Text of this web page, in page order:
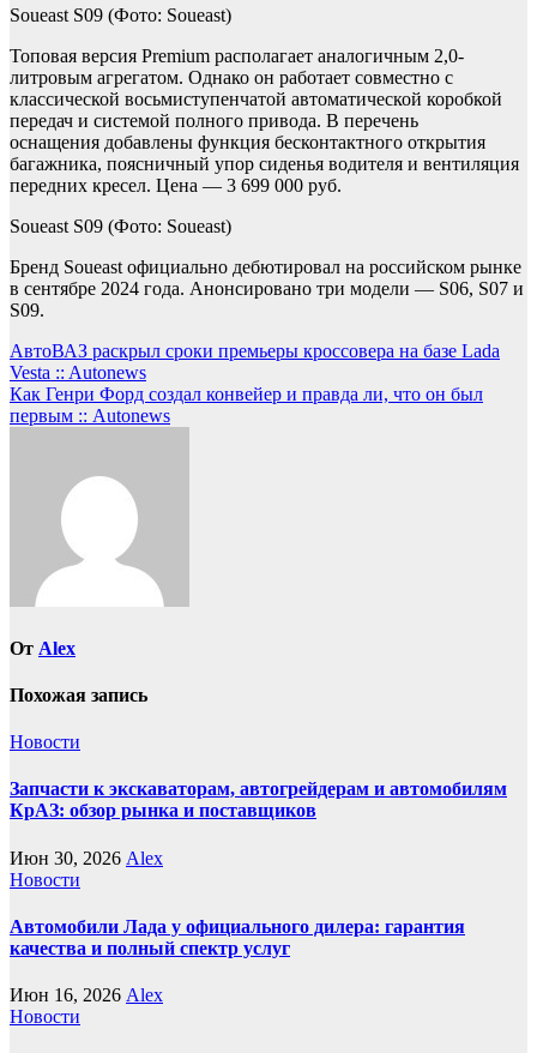
Soueast S09 (Фото: Soueast)
Топовая версия Premium располагает аналогичным 2,0-
литровым агрегатом. Однако он работает совместно с
классической восьмиступенчатой автоматической коробкой
передач и системой полного привода. В перечень
оснащения добавлены функция бесконтактного открытия
багажника, поясничный упор сиденья водителя и вентиляция
передних кресел. Цена — 3 699 000 руб.
Soueast S09 (Фото: Soueast)
Бренд Soueast официально дебютировал на российском рынке
в сентябре 2024 года. Анонсировано три модели — S06, S07 и
S09.
Навигация
по
записям
АвтоВАЗ раскрыл сроки премьеры кроссовера на базе Lada
Vesta :: Autonews
Как Генри Форд создал конвейер и правда ли, что он был
первым :: Autonews
От Alex
Похожая запись
Новости
Запчасти к экскаваторам, автогрейдерам и автомобилям
КрАЗ: обзор рынка и поставщиков
Июн 30, 2026 Alex
Новости
Автомобили Лада у официального дилера: гарантия
качества и полный спектр услуг
Июн 16, 2026 Alex
Новости